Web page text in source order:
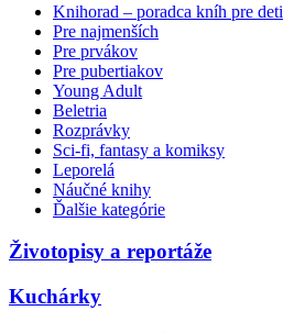
Knihorad – poradca kníh pre deti
Pre najmenších
Pre prvákov
Pre pubertiakov
Young Adult
Beletria
Rozprávky
Sci-fi, fantasy a komiksy
Leporelá
Náučné knihy
Ďalšie kategórie
Životopisy a reportáže
Kuchárky